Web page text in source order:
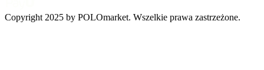
Copyright 2025 by POLOmarket. Wszelkie prawa zastrzeżone.